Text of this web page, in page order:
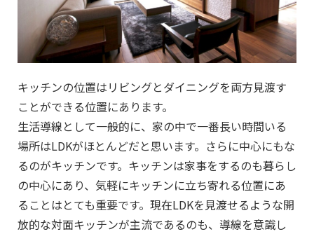
キッチンの位置はリビングとダイニングを両方見渡す
ことができる位置にあります。
生活導線として一般的に、家の中で一番長い時間いる
場所はLDKがほとんどだと思います。さらに中心にもな
るのがキッチンです。キッチンは家事をするのも暮らし
の中心にあり、気軽にキッチンに立ち寄れる位置にあ
ることはとても重要です。現在LDKを見渡せるような開
放的な対面キッチンが主流であるのも、導線を意識し